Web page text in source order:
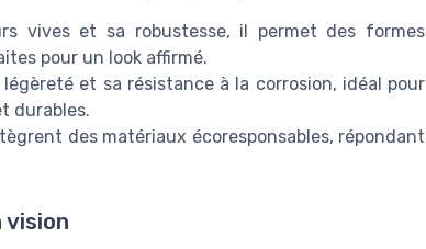
vives et sa robustesse, il permet des formes
pour un look affirmé.
et sa résistance à la corrosion, idéal pour
durables.
des matériaux écoresponsables, répondant
vision